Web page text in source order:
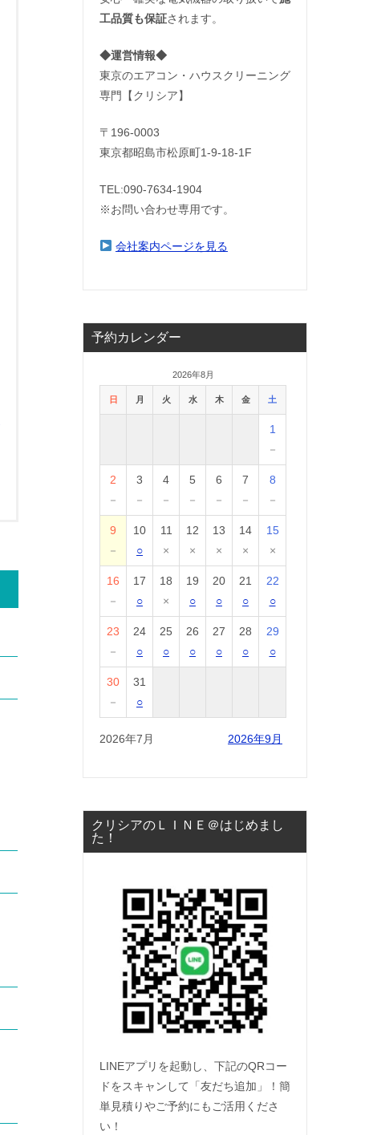
工品質も保証されます。
◆運営情報◆
東京のエアコン・ハウスクリーニング
専門【クリシア】
〒196-0003
東京都昭島市松原町1-9‐18‐1F
TEL:090-7634-1904
※お問い合わせ専用です。
会社案内ページを見る
予約カレンダー
2026年8月
日 月 火 水 木 金 土
1
－
2
－
3
－
4
－
5
－
6
－
7
－
8
－
9
－
10
○
11
×
12
×
13
×
14
×
15
×
16
－
17
○
18
×
19
○
20
○
21
○
22
○
23
－
24
○
25
○
26
○
27
○
28
○
29
○
30
－
31
○
2026年7月 2026年9月
クリシアのＬＩＮＥ＠はじめまし
た！
LINEアプリを起動し、下記のQRコー
ドをスキャンして「友だち追加」！簡
単見積りやご予約にもご活用くださ
い！